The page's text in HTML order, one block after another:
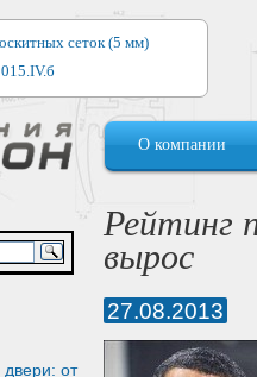
сеток (5 мм)
окон
окон
для (4, 5, 6 мм)
О компании
от
Рейтинг
вырос
27.08.2013